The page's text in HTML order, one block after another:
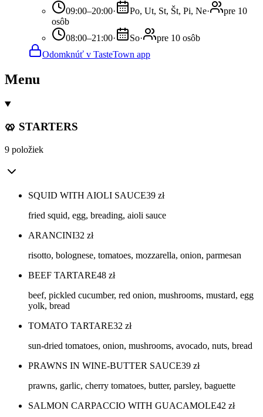
09:00–20:00· Po, Ut, St, Št, Pi, Ne·
pre 10
osôb
08:00–21:00· So·
pre 10 osôb
Odomknúť v TasteTown app
Menu
🥨 STARTERS
9 položiek
SQUID WITH AIOLI SAUCE39 zł
fried squid, egg, breading, aioli sauce
ARANCINI32 zł
risotto, bolognese, tomatoes, mozzarella, onion, parmesan
BEEF TARTARE48 zł
beef, pickled cucumber, red onion, mushrooms, mustard, egg
yolk, bread
TOMATO TARTARE32 zł
sun-dried tomatoes, onion, mushrooms, avocado, nuts, bread
PRAWNS IN WINE-BUTTER SAUCE39 zł
prawns, garlic, cherry tomatoes, butter, parsley, baguette
SALMON CARPACCIO WITH GUACAMOLE42 zł